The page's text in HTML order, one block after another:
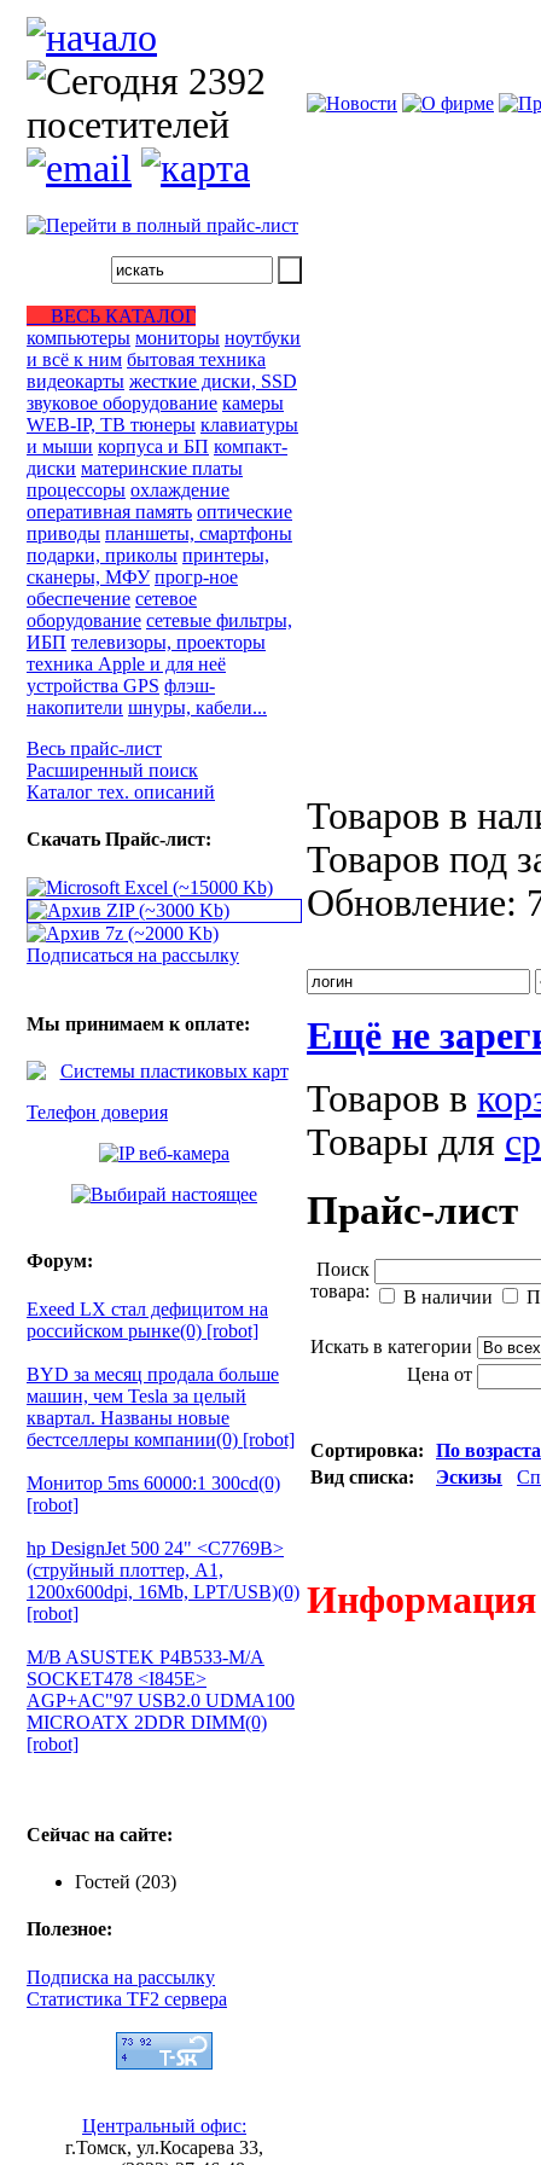
ВЕСЬ КАТАЛОГ
компьютеры мониторы ноутбуки
и всё к ним бытовая техника
видеокарты жесткие диски, SSD
звуковое оборудование камеры
WEB-IP, ТВ тюнеры клавиатуры
и мыши корпуса и БП компакт-
диски материнские платы
процессоры охлаждение
оперативная память оптические
приводы планшеты, смартфоны
подарки, приколы принтеры,
сканеры, МФУ прогр-ное
обеспечение сетевое
оборудование сетевые фильтры,
ИБП телевизоры, проекторы
техника Apple и для неё
устройства GPS флэш-
накопители шнуры, кабели...
Весь прайс-лист
Расширенный поиск
Каталог тех. описаний
Скачать Прайс-лист:
Подписаться на рассылку
Мы принимаем к оплате:
Телефон доверия
Форум:
Exeed LX стал дефицитом на
российском рынке(0) [robot]
BYD за месяц продала больше
машин, чем Tesla за целый
квартал. Названы новые
бестселлеры компании(0) [robot]
Монитор 5ms 60000:1 300cd(0)
[robot]
hp DesignJet 500 24" <C7769B>
(струйный плоттер, A1,
1200х600dpi, 16Mb, LPT/USB)(0)
[robot]
M/B ASUSTEK P4B533-M/A
SOCKET478 <I845E>
AGP+AC"97 USB2.0 UDMA100
MICROATX 2DDR DIMM(0)
[robot]
Сейчас на сайте:
Гостей (203)
Полезное:
Подписка на рассылку
Статистика TF2 сервера
Центральный офис:
г.Томск, ул.Косарева 33,
Товаров в
Товаров под
Обновление:
Ещё не
Товаров в
Товары для
Прайс-лист
Поиск
товара:
В наличии
Искать в категории
Цена от
Сортировка:
По
Вид списка:
Эскизы
Информация